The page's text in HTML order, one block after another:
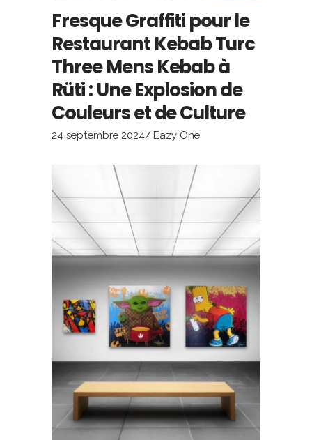
Fresque Graffiti pour le
Restaurant Kebab Turc
Three Mens Kebab à
Rüti : Une Explosion de
Couleurs et de Culture
24 septembre 2024 Eazy One